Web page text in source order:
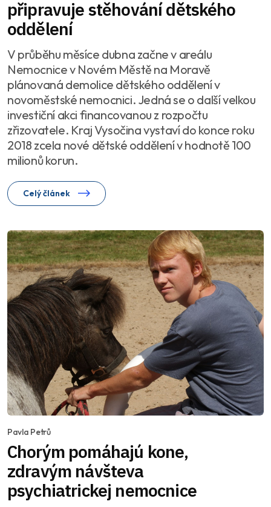
připravuje stěhování dětského
oddělení
V průběhu měsíce dubna začne v areálu
Nemocnice v Novém Městě na Moravě
plánovaná demolice dětského oddělení v
novoměstské nemocnici. Jedná se o další velkou
investiční akci financovanou z rozpočtu
zřizovatele. Kraj Vysočina vystaví do konce roku
2018 zcela nové dětské oddělení v hodnotě 100
milionů korun.
Celý článek
Pavla Petrů
Chorým pomáhajú kone,
zdravým návšteva
psychiatrickej nemocnice